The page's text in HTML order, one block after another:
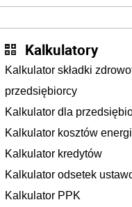
Kalkulatory
Kalkulator składki
przedsiębiorcy
Kalkulator dla
Kalkulator kosztów
Kalkulator kredytów
Kalkulator odsetek
Kalkulator PPK